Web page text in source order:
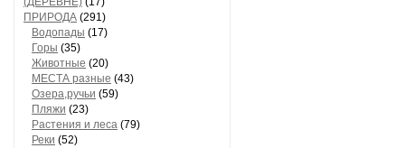
ПРИРОДА (291)
Водопады (17)
Горы (35)
Животные (20)
МЕСТА разные (43)
Озера,ручьи (59)
Пляжи (23)
Растения и леса (79)
Реки (52)